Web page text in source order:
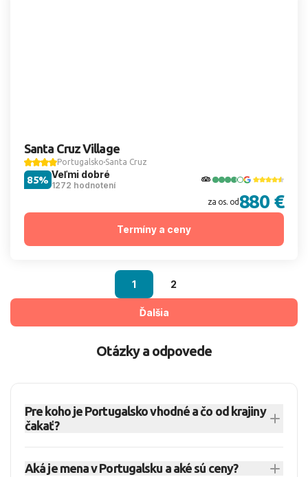
Santa Cruz Village
Portugalsko Santa Cruz
Veľmi dobré
1272 hodnotení
85%
za os. od 880 €
Termíny a ceny
1 2
Ďalšia
Otázky a odpovede
Pre koho je Portugalsko vhodné a čo od krajiny
čakať?
seniorov, najmä ak hľadáte kombináciu miest,
Aká je mena v Portugalsku a aké sú ceny?